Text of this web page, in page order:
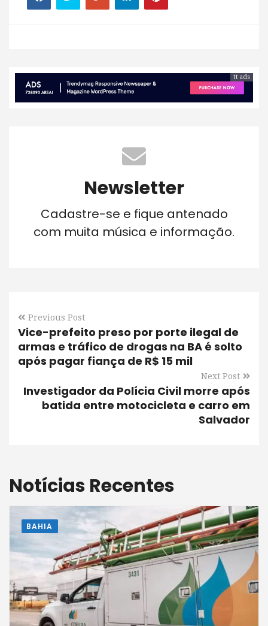
tt ads
Newsletter
Cadastre-se e fique antenado
com muita música e informação.
Previous Post
Vice-prefeito preso por porte ilegal de
armas e tráfico de drogas na BA é solto
após pagar fiança de R$ 15 mil
Next Post
Investigador da Polícia Civil morre após
batida entre motocicleta e carro em
Salvador
Notícias Recentes
BAHIA